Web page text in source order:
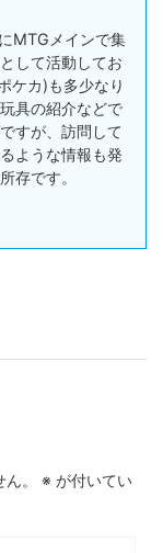
MTGメインで集
して活動してお
ケカ)も多少なり
具の紹介などで
すが、訪問して
ような情報も発
存です。
。 ※ が付いてい